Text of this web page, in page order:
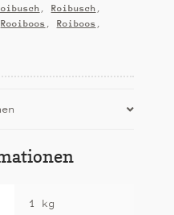
, Roibusch ,
Rooiboos , Roiboos ,
1 kg